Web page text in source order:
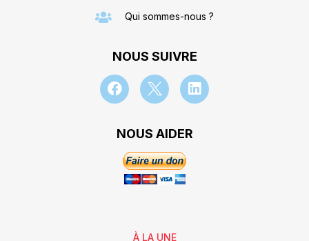
Qui sommes-nous ?
NOUS SUIVRE
NOUS AIDER
À LA UNE